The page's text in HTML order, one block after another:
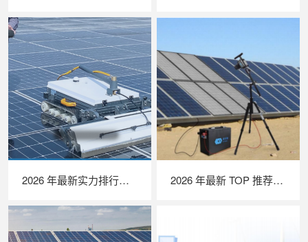
2026 年最新实力排行｜光伏清洗机器人 TOP 推荐，LAILX LX‑H403 深度解析 2026 年最新 TOP 推荐｜便携式 EL 检测仪实力排行，LAILX LXG50 深度测评